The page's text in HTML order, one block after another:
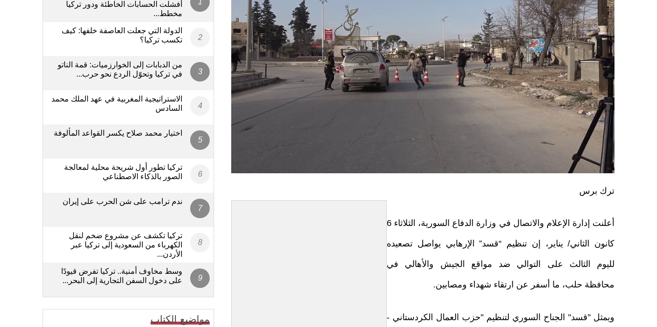
ترك برس
أعلنت إدارة الإعلام والاتصال في وزارة الدفاع السورية، الثلاثاء 6
كانون الثاني/ يناير، إن تنظيم “قسد” الإرهابي يواصل تصعيده
لليوم الثالث على التوالي ضد مواقع الجيش والأهالي في
محافظة حلب، ما أسفر عن ارتقاء شهداء ومصابين.
ويمثل "قسد" الجناح السوري لتنظيم "حزب العمال الكردستاني -
أفشلت الحسابات الخاطئة ودور تركيا
مخطط...
الدولة التي جعلت العاصفة خلفها: كيف
تكسب تركيا؟
من الدبابات إلى الخوارزميات: قمة الناتو
في تركيا وتحوّل الردع نحو حرب...
الاستراتيجية المغربية في عهد الملك محمد
السادس
اختيار محمد صلاح يكسر القواعد المألوفة
تركيا تطور أول شريحة محلية لمعالجة
الصور بالذكاء الاصطناعي
ندم ترامب على شن الحرب على إيران
تركيا تكشف عن مشروع ضخم لنقل
الكهرباء من السعودية إلى تركيا عبر
الأردن...
وسط مخاوف أمنية.. تركيا تفرض قيودًا
على دخول السفن التجارية إلى البحر...
مواضيع الكتاب